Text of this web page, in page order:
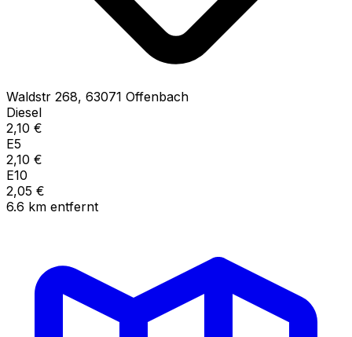
Waldstr 268, 63071 Offenbach
Diesel
2,10 €
E5
2,10 €
E10
2,05 €
6.6 km entfernt